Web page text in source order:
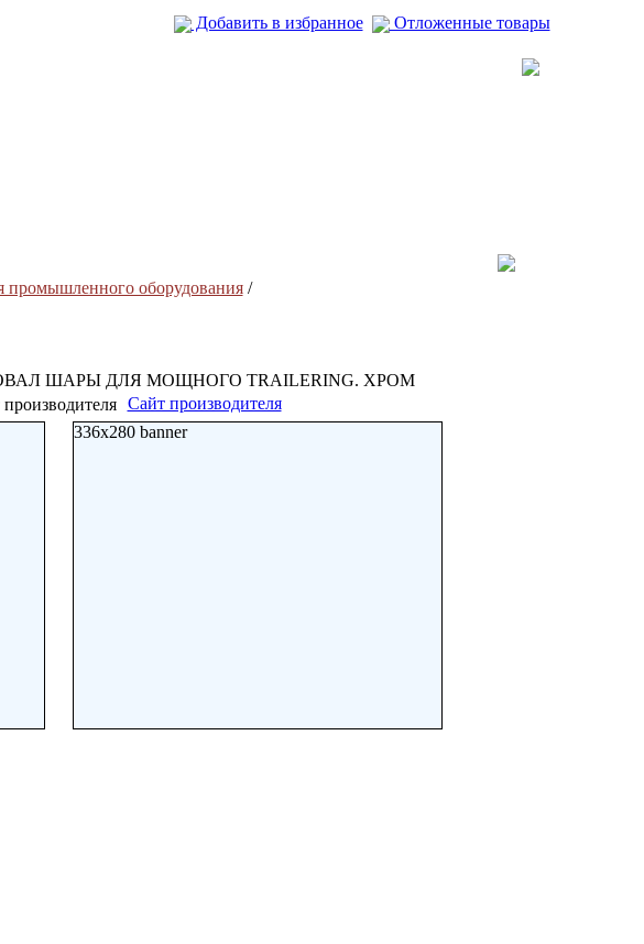
Добавить в избранное Отложенные товары
промышленного оборудования/
ШАРЫ ДЛЯ МОЩНОГО TRAILERING. ХРОМ
Сайт производителя
336x280 banner